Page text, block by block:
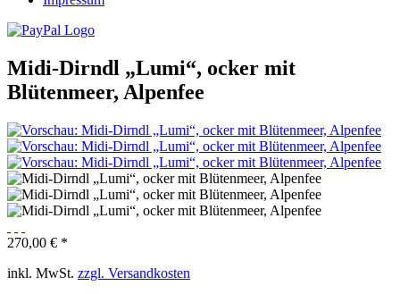
Midi-Dirndl „Lumi“, ocker mit
Blütenmeer, Alpenfee
270,00 € *
inkl. MwSt. zzgl. Versandkosten